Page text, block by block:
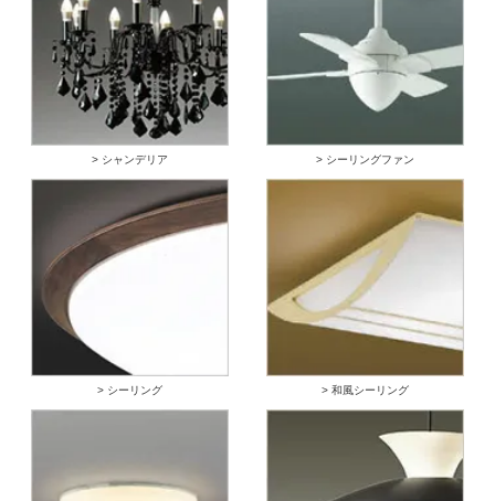
> シャンデリア > シーリングファン
> シーリング > 和風シーリング